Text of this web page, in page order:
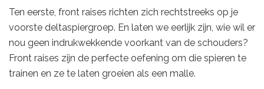
Ten eerste, front raises richten zich rechtstreeks op je
voorste deltaspiergroep. En laten we eerlijk zijn, wie wil er
nou geen indrukwekkende voorkant van de schouders?
Front raises zijn de perfecte oefening om die spieren te
trainen en ze te laten groeien als een malle.